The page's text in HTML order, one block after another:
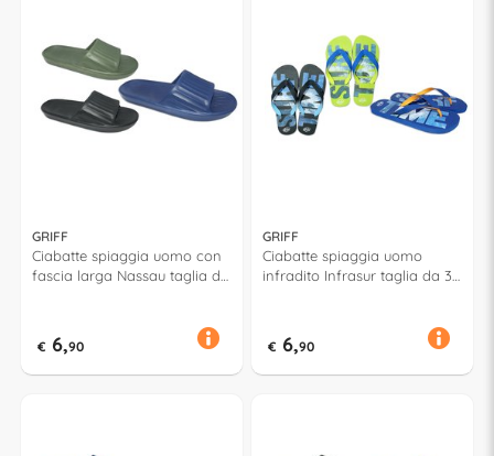
GRIFF
Ciabatte spiaggia uomo con
fascia larga Nassau taglia da
€ 6,90
GRIFF
Ciabatte spiaggia uomo
infradito Infrasur taglia da 39
€ 6,90